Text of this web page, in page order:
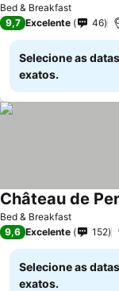
Bed & Breakfast
9,7 Excelente 46
Selecione as
exatos.
Bed & Breakfast
Château de
9,6 Excelente 152
Selecione as
exatos.